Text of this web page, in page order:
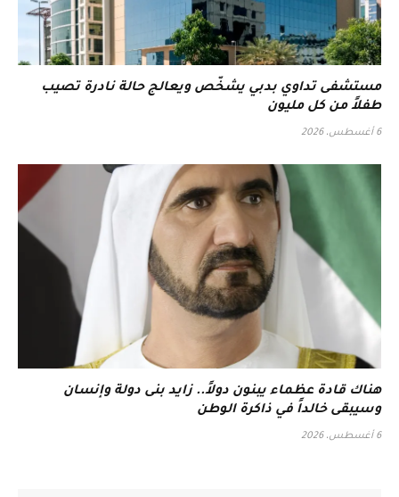
مستشفى تداوي بدبي يشخّص ويعالج حالة نادرة تصيب
طفلاً من كل مليون
6 أغسطس، 2026
هناك قادة عظماء يبنون دولاً.. زايد بنى دولة وإنسان
وسيبقى خالداً في ذاكرة الوطن
6 أغسطس، 2026